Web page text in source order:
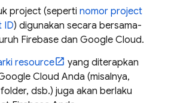
project (seperti nomor project
ID) digunakan secara bersama-
Firebase dan Google Cloud.
resource
yang diterapkan
Cloud Anda (misalnya,
dsb.) juga akan berlaku